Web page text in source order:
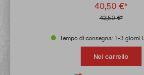
40,50 €*
42,50 €*
Tempo di consegna: 1-3 giorni
Nel carrello